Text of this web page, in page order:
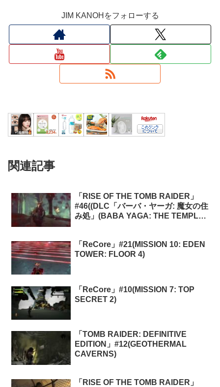
JIM KANOHをフォローする
関連記事
「RISE OF THE TOMB RAIDER」
#46((DLC「バーバ・ヤーガ: 魔女の住
み処」(BABA YAGA: THE TEMPLE
「ReCore」#21(MISSION 10: EDEN
TOWER: FLOOR 4)
「ReCore」#10(MISSION 7: TOP
SECRET 2)
「TOMB RAIDER: DEFINITIVE
EDITION」#12(GEOTHERMAL
CAVERNS)
「RISE OF THE TOMB RAIDER」